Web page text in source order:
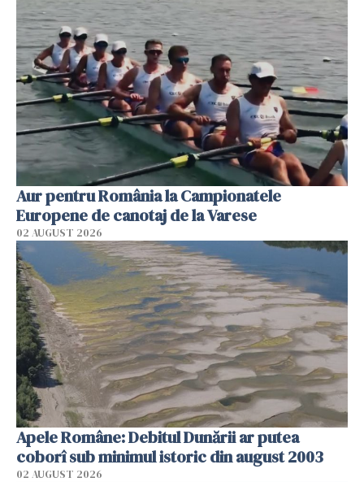
Aur pentru România la Campionatele
Europene de canotaj de la Varese
02 AUGUST 2026
Apele Române: Debitul Dunării ar putea
coborî sub minimul istoric din august 2003
02 AUGUST 2026